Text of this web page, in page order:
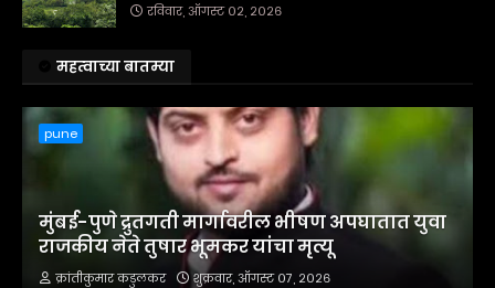
रविवार, ऑगस्ट ०२, २०२६
महत्वाच्या बातम्या
pune
मुंबई-पुणे द्रुतगती मार्गावरील भीषण अपघातात युवा
राजकीय नेते तुषार भूमकर यांचा मृत्यू
क्रांतीकुमार कडुलकर शुक्रवार, ऑगस्ट ०७, २०२६